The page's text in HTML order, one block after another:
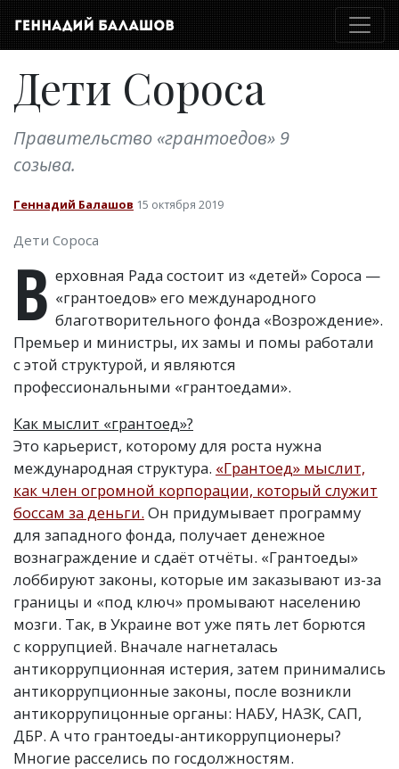
Дети Сороса
Правительство «грантоедов» 9
созыва.
Геннадий Балашов 15 октября 2019
Дети Сороса
В ерховная Рада состоит из «детей» Сороса —
«грантоедов» его международного
благотворительного фонда «Возрождение».
Премьер и министры, их замы и помы работали
с этой структурой, и являются
профессиональными «грантоедами».
Как мыслит «грантоед»?
Это карьерист, которому для роста нужна
международная структура. «Грантоед» мыслит,
как член огромной корпорации, который служит
боссам за деньги. Он придумывает программу
для западного фонда, получает денежное
вознаграждение и сдаёт отчёты. «Грантоеды»
лоббируют законы, которые им заказывают из-за
границы и «под ключ» промывают населению
мозги. Так, в Украине вот уже пять лет борются
с коррупцией. Вначале нагнеталась
антикоррупционная истерия, затем принимались
антикоррупционные законы, после возникли
антикоррупицонные органы: НАБУ, НАЗК, САП,
ДБР. А что грантоеды-антикоррупционеры?
Многие расселись по госдолжностям.